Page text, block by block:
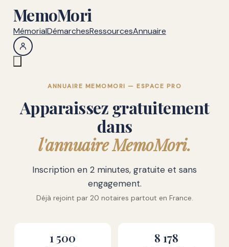
MemoMori
MémorialDémarchesRessourcesAnnuaire
ANNUAIRE MEMOMORI — ESPACE PRO
Apparaissez gratuitement
dans
l'annuaire MemoMori.
Inscription en 2 minutes, gratuite et sans
engagement.
Déjà rejoint par 20 notaires partout en France.
1 500 8 178